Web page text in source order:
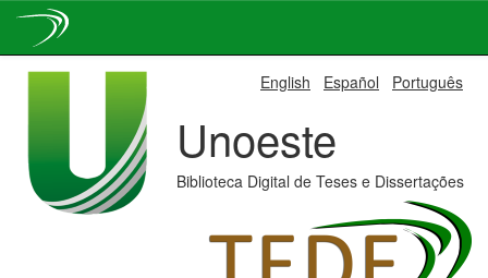
English Español Português
Unoeste
Biblioteca Digital de Teses e Dissertações